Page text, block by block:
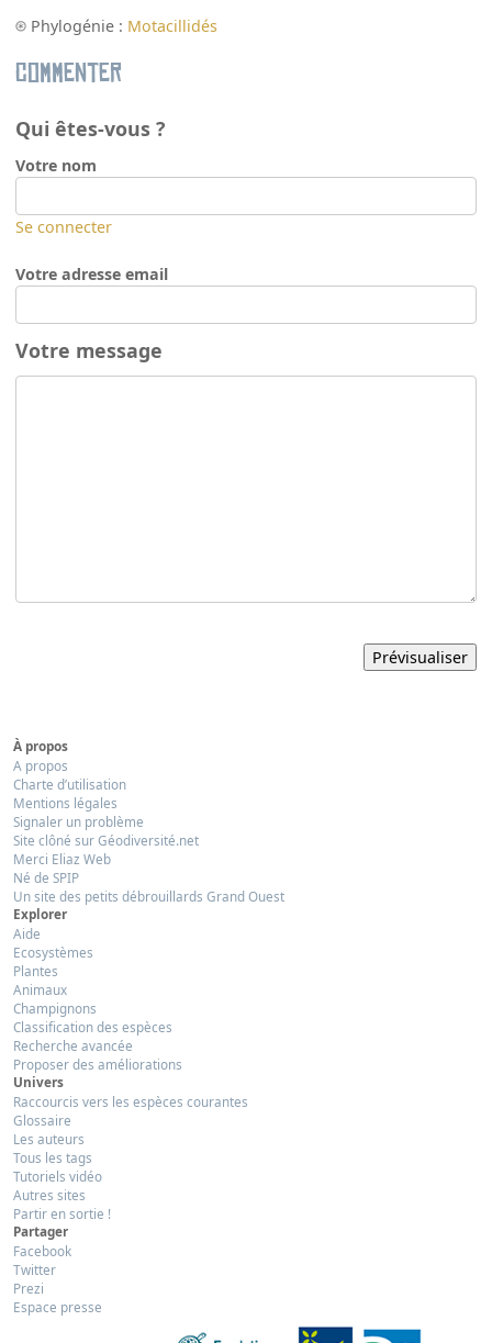
Phylogénie : Motacillidés
Commenter
Qui êtes-vous ?
Votre nom
Se connecter
Votre adresse email
Votre message
À propos
A propos
Charte d’utilisation
Mentions légales
Signaler un problème
Site clôné sur Géodiversité.net
Merci Eliaz Web
Né de SPIP
Un site des petits débrouillards Grand Ouest
Explorer
Aide
Ecosystèmes
Plantes
Animaux
Champignons
Classification des espèces
Recherche avancée
Proposer des améliorations
Univers
Raccourcis vers les espèces courantes
Glossaire
Les auteurs
Tous les tags
Tutoriels vidéo
Autres sites
Partir en sortie !
Partager
Facebook
Twitter
Prezi
Espace presse